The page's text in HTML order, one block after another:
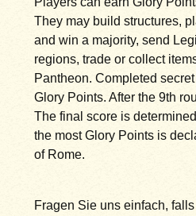
They may build structures,
and win a majority, send
regions, trade or collect
Pantheon. Completed
Glory Points. After the 9th
The final score is
the most Glory Points is
of Rome.
Fragen Sie uns einfach,